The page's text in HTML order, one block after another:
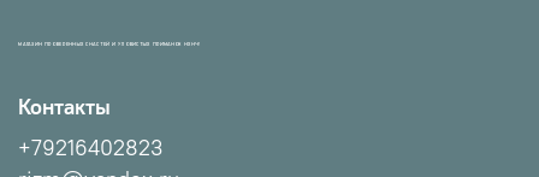
МАГАЗИН ПРОВЕРЕННЫХ СНАСТЕЙ И УЛОВИСТЫХ ПРИМАНОК НХНЧ!
Контакты
+79216402823